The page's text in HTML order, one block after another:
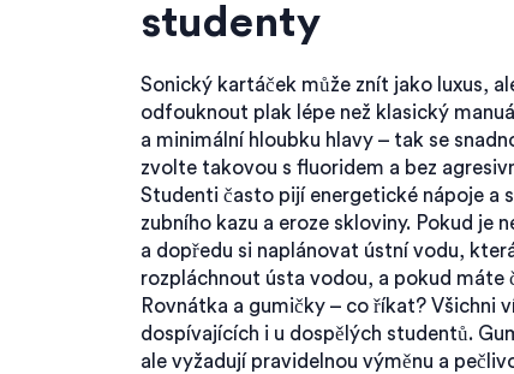
studenty
Sonický kartáček může znít jako luxus,
odfouknout plak lépe než klasický
a minimální hloubku hlavy – tak se
zvolte takovou s fluoridem a bez
Studenti často pijí energetické nápoje a
zubního kazu a eroze skloviny. Pokud je
a dopředu si naplánovat ústní vodu,
rozpláchnout ústa vodou, a pokud máte
Rovnátka a gumičky – co říkat? Všichni
dospívajících i u dospělých studentů.
ale vyžadují pravidelnou výměnu a